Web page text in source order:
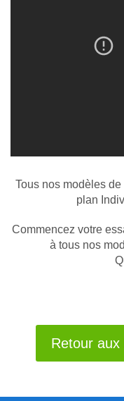
Tous nos modèles
plan
Commencez votre
à tous nos
Retour